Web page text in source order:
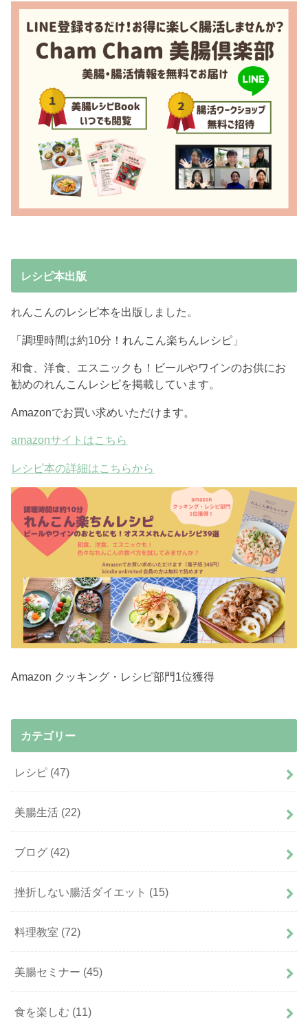
レシピ本出版
れんこんのレシピ本を出版しました。
「調理時間は約10分！れんこん楽ちんレシピ」
和食、洋食、エスニックも！ビールやワインのお供にお
勧めのれんこんレシピを掲載しています。
Amazonでお買い求めいただけます。
amazonサイトはこちら
レシピ本の詳細はこちらから
Amazon クッキング・レシピ部門1位獲得
カテゴリー
レシピ (47)
美腸生活 (22)
ブログ (42)
挫折しない腸活ダイエット (15)
料理教室 (72)
美腸セミナー (45)
食を楽しむ (11)